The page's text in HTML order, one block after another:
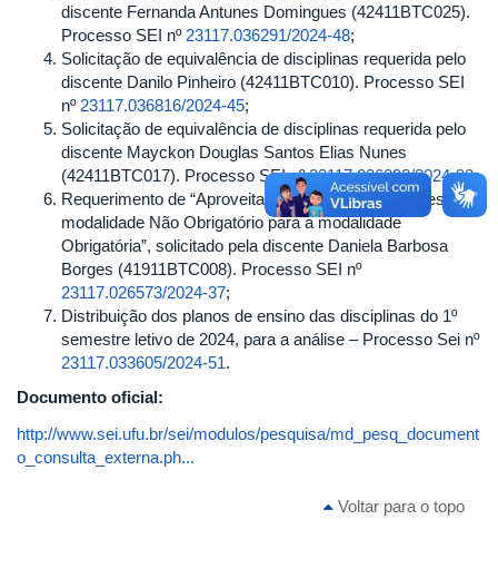
discente Fernanda Antunes Domingues (42411BTC025).
Processo SEI nº 23117.036291/2024-48;
Solicitação de equivalência de disciplinas requerida pelo
discente Danilo Pinheiro (42411BTC010). Processo SEI
nº 23117.036816/2024-45;
Solicitação de equivalência de disciplinas requerida pelo
discente Mayckon Douglas Santos Elias Nunes
(42411BTC017). Processo SEI nº23117.036292/2024-92;
Requerimento de “Aproveitamento de créditos em estágio
modalidade Não Obrigatório para a modalidade
Obrigatória”, solicitado pela discente Daniela Barbosa
Borges (41911BTC008). Processo SEI nº
23117.026573/2024-37;
Distribuição dos planos de ensino das disciplinas do 1º
semestre letivo de 2024, para a análise – Processo Sei nº
23117.033605/2024-51.
Documento oficial:
http://www.sei.ufu.br/sei/modulos/pesquisa/md_pesq_document
o_consulta_externa.ph...
Voltar para o topo